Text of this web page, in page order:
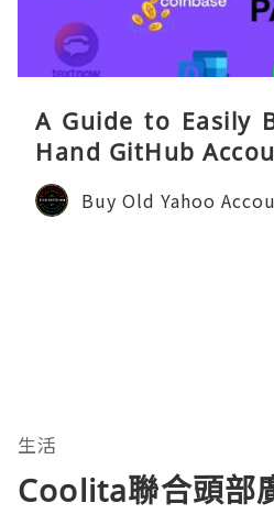
A Guide to Easily
Hand GitHub
Buy Old Yahoo
生活
Coolita聯合頭部